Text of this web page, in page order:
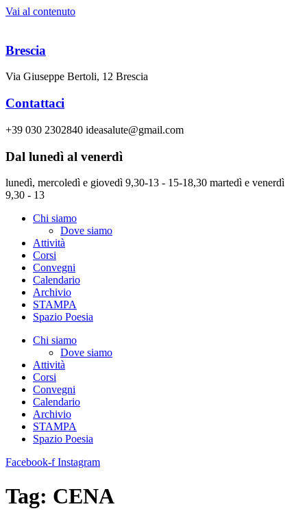
Vai al contenuto
Brescia
Via Giuseppe Bertoli, 12 Brescia
Contattaci
+39 030 2302840 ideasalute@gmail.com
Dal lunedì al venerdì
lunedì, mercoledì e giovedì 9,30-13 - 15-18,30 martedì e venerdì
9,30 - 13
Chi siamo
Dove siamo
Attività
Corsi
Convegni
Calendario
Archivio
STAMPA
Spazio Poesia
Chi siamo
Dove siamo
Attività
Corsi
Convegni
Calendario
Archivio
STAMPA
Spazio Poesia
Facebook-f Instagram
Tag: CENA